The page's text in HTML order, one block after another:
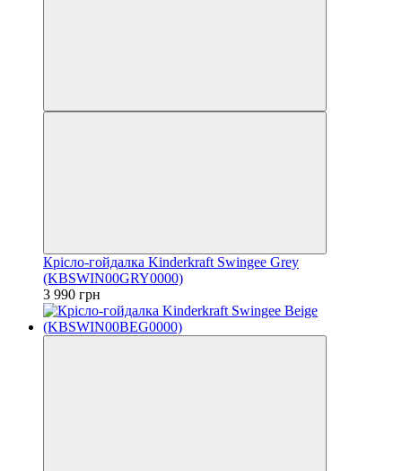
Крісло-гойдалка Kinderkraft Swingee Grey
(KBSWIN00GRY0000)
3 990 грн